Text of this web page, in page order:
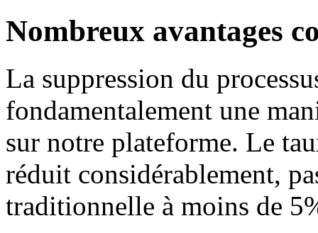
Nombreux avantages
La suppression du
fondamentalement une
sur notre plateforme. Le
réduit considérablement,
traditionnelle à moins de